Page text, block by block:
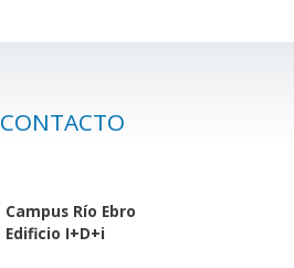
CONTACTO
Campus Río Ebro
Edificio I+D+i